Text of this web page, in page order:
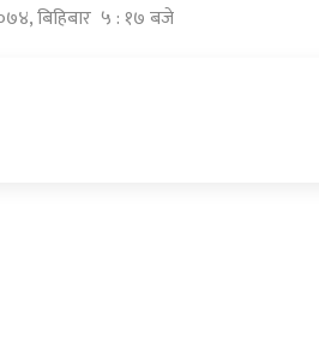
बिहिबार ५ : १७ बजे